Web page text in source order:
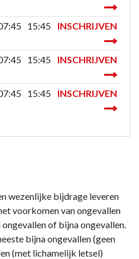
15:45 INSCHRIJVEN
15:45 INSCHRIJVEN
15:45 INSCHRIJVEN
wezenlijke bijdrage leveren
voorkomen van ongevallen
of bijna ongevallen.
bijna ongevallen (geen
(met lichamelijk letsel)